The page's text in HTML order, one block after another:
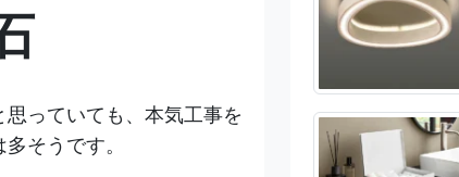
っていても、本気工事を
そうです。